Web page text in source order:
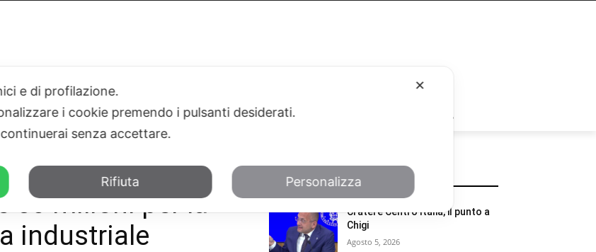
SICILIA SALUTE SPORT TN24TV
50 milioni per la
industriale
POTREBBE INTERESSARTI
Cratere Centro Italia, il punto a
Chigi
Agosto 5, 2026
✕
e di profilazione.
i cookie premendo i pulsanti desiderati.
senza accettare.
Rifiuta Personalizza